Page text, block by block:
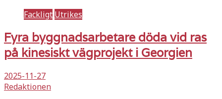
Fackligt Utrikes
Fyra byggnadsarbetare döda vid ras
på kinesiskt vägprojekt i Georgien
2025-11-27
Redaktionen